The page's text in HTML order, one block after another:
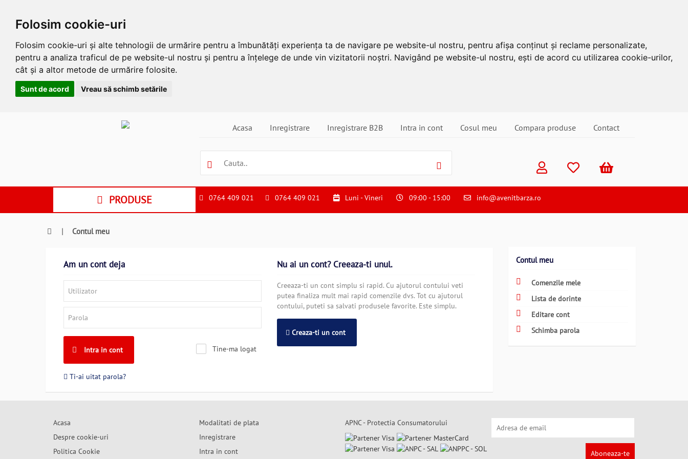
Folosim cookie-uri
Folosim cookie-uri și alte tehnologii de urmărire pentru a îmbunătăți experiența ta de navigare pe website-ul nostru, pentru afișa conținut și reclame personalizate,
pentru a analiza traficul de pe website-ul nostru și pentru a înțelege de unde vin vizitatorii noștri. Navigând pe website-ul nostru, ești de acord cu utilizarea cookie-urilor,
cât și a altor metode de urmărire folosite.
Sunt de acord Vreau să schimb setările
a
Acasa Inregistrare Inregistrare B2B Intra in cont Cosul meu Compara produse Contact
PRODUSE 0764 409 021 0764 409 021 Luni - Vineri 09:00 - 15:00 info@avenitbarza.ro
| Contul meu
Am un cont deja
Intra in cont Tine-ma logat
Ti-ai uitat parola?
Nu ai un cont? Creeaza-ti unul.
Creeaza-ti un cont simplu si rapid. Cu ajutorul contului veti
putea finaliza mult mai rapid comenzile dvs. Tot cu ajutorul
contului, puteti sa salvati produsele favorite. Este simplu.
Creaza-ti un cont
Contul meu
Comenzile mele
Lista de dorinte
Editare cont
Schimba parola
Acasa
Despre cookie-uri
Politica Cookie
Modalitati de plata
Inregistrare
Intra in cont
APNC - Protectia Consumatorului
Aboneaza-te